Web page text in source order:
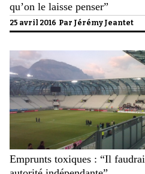
qu’on le laisse penser”
25 avril 2016 Par Jérémy Jeantet
Emprunts toxiques : “Il